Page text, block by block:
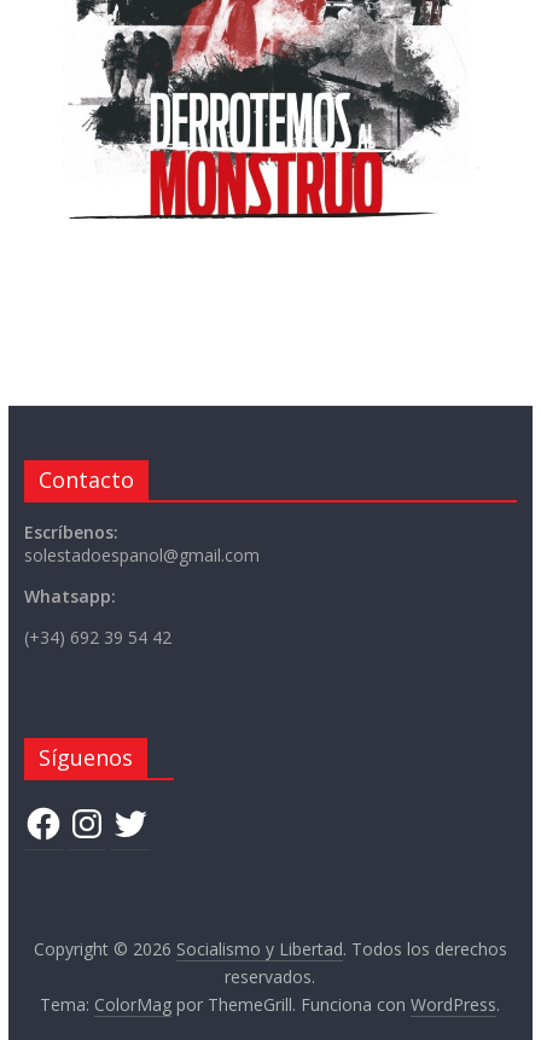
Contacto
Escríbenos:
solestadoespanol@gmail.com
Whatsapp:
(+34) 692 39 54 42
Síguenos
FacebookInstagram
Twitter
Copyright © 2026 Socialismo y Libertad. Todos los derechos
reservados.
Tema: ColorMag por ThemeGrill. Funciona conWordPress.